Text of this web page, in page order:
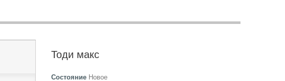
Тоди макс
Состояние Новое